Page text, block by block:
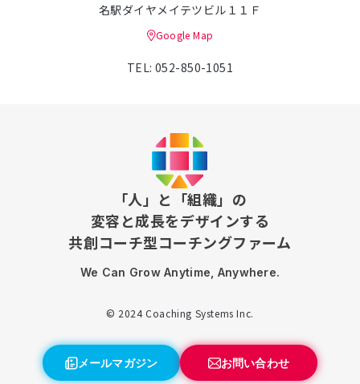
名駅ダイヤメイテツビル１１Ｆ
Google Map
TEL: 052-850-1051
「人」と「組織」の
変容と成長をデザインする
共創コーチ型コーチングファーム
We Can Grow Anytime, Anywhere.
© 2024 Coaching Systems Inc.
メールマガジン お問い合わせ